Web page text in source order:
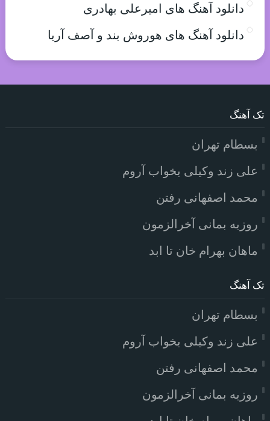
دانلود آهنگ های امیرعلی بهادری
دانلود آهنگ های هوروش بند و آصف آریا
تک آهنگ
بسطام تهران
علی زند وکیلی بخواب آروم
محمد اصفهانی رفتن
روزبه بمانی آخرالزمون
ماهان بهرام خان تا ابد
تک آهنگ
بسطام تهران
علی زند وکیلی بخواب آروم
محمد اصفهانی رفتن
روزبه بمانی آخرالزمون